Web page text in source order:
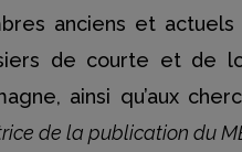
anciens et
de courte et de
ainsi qu’aux
de la publication du